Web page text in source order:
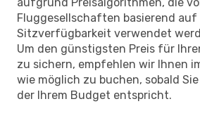
Fluggesellschaften basierend
Sitzverfügbarkeit verwendet
Um den günstigsten Preis für
zu sichern, empfehlen wir Ihnen
wie möglich zu buchen, sobald
der Ihrem Budget entspricht.